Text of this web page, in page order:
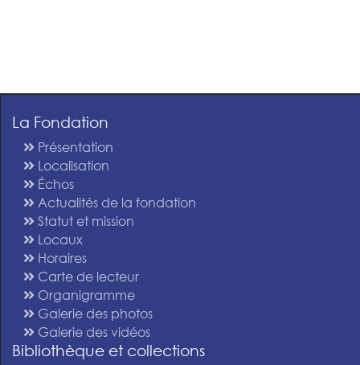
La Fondation
Présentation
Localisation
Échos
Actualités de la fondation
Statut et mission
Locaux
Horaires
Carte de lecteur
Organigramme
Galerie des photos
Galerie des vidéos
Bibliothèque et collections